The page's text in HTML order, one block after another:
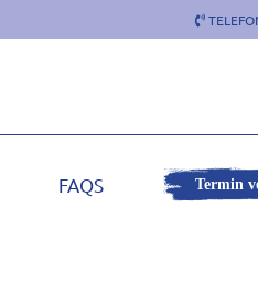
FAQS Termin